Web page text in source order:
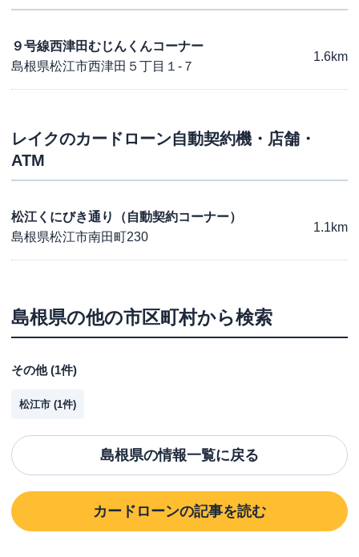
９号線西津田むじんくんコーナー
島根県松江市西津田５丁目１-７
1.6km
レイクのカードローン自動契約機・店舗・
ATM
松江くにびき通り（自動契約コーナー）
島根県松江市南田町230
1.1km
島根県の他の市区町村から検索
その他(1件)
松江市 (1件)
島根県の情報一覧に戻る
カードローンの記事を読む